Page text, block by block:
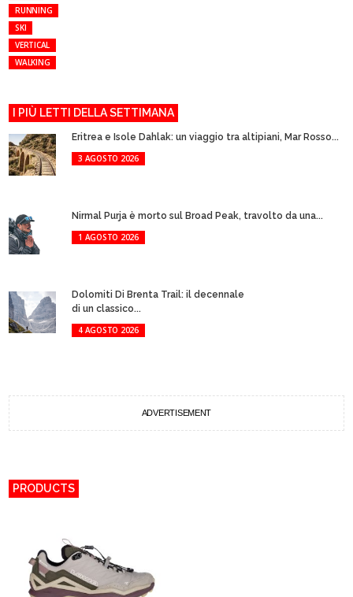
RUNNING
SKI
VERTICAL
WALKING
I PIÙ LETTI DELLA SETTIMANA
Eritrea e Isole Dahlak: un viaggio tra altipiani, Mar Rosso...
3 AGOSTO 2026
Nirmal Purja è morto sul Broad Peak, travolto da una...
1 AGOSTO 2026
Dolomiti Di Brenta Trail: il decennale
di un classico...
4 AGOSTO 2026
ADVERTISEMENT
PRODUCTS